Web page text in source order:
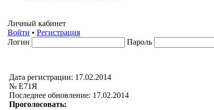
Личный кабинет
Войти • Регистрация
Логин
Пароль
Дата регистрации: 17.02.2014
№ Е71Я
Последнее обновление: 17.02.2014
Проголосовать: